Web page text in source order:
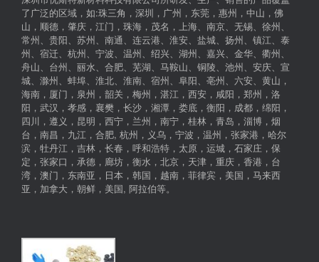
了广泛的区域，如:珠三角，深圳，广州，东莞，惠州，中山，佛
山，顺德，肇庆，江门，珠海，茂名，上海、南京、无锡、徐州、
常州、贵阳、苏州、南通、连云港、淮安、盐城、扬州、镇江、泰
州、宿迁、杭州、宁波、温州、绍兴、湖州、嘉兴、金华、衢州、
舟山、台州、丽水、合肥、芜湖、马鞍山、铜陵、池州、安庆、宣
城、滁州、蚌埠、淮北、淮南、宿州、阜阳、亳州、六安、黄山，
海南，厦门，泉州，韶关，梅州，湛江，西安，咸阳，郑州，洛
阳，武汉，孝感，襄樊，长沙，湘潭，娄底，衡阳，成都，绵阳，
四川，遵义，昆明，西宁，兰州，南宁，桂林，青岛，淄博，烟
台，南昌，九江，合肥, 杭州，义乌，宁波，温州，张家港，哈尔
滨，牡丹江，吉林，长春，呼和浩特，太原，运城，石家庄，保
定，张家口，承德，廊坊，衡水，北京，天津，重庆，香港，台
湾，澳门，东南亚，日本，韩国，越南，菲律宾，美国，马来西
亚，加拿大，朝鲜，美国, 阿拉伯等。